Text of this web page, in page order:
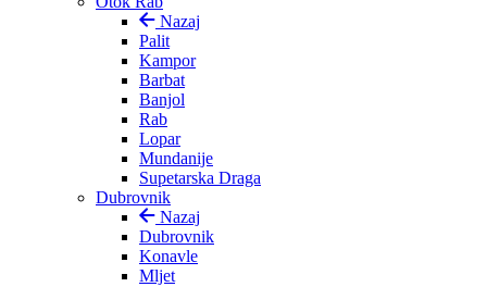
Nazaj
Palit
Kampor
Barbat
Banjol
Rab
Lopar
Mundanije
Supetarska Draga
Dubrovnik
Nazaj
Dubrovnik
Konavle
Mljet